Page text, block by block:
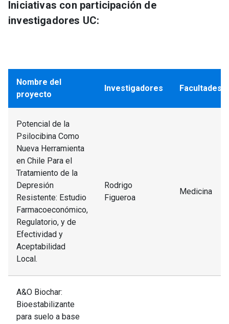
Iniciativas con participación de
investigadores UC:
Nombre del
proyecto
Investigadores Facultades
Potencial de la
Psilocibina Como
Nueva Herramienta
en Chile Para el
Tratamiento de la
Depresión
Resistente: Estudio
Farmacoeconómico,
Regulatorio, y de
Efectividad y
Aceptabilidad
Local.
Rodrigo
Figueroa
Medicina
A&O Biochar:
Bioestabilizante
para suelo a base